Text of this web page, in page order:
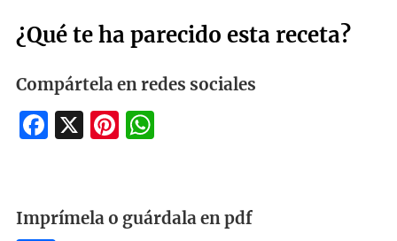
¿Qué te ha parecido esta receta?
Compártela en redes sociales
Facebook
X Pinterest
WhatsApp
Imprímela o guárdala en pdf